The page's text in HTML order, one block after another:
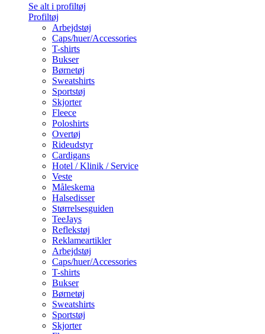
Se alt i profiltøj
Profiltøj
Arbejdstøj
Caps/huer/Accessories
T-shirts
Bukser
Børnetøj
Sweatshirts
Sportstøj
Skjorter
Fleece
Poloshirts
Overtøj
Rideudstyr
Cardigans
Hotel / Klinik / Service
Veste
Måleskema
Halsedisser
Størrelsesguiden
TeeJays
Reflekstøj
Reklameartikler
Arbejdstøj
Caps/huer/Accessories
T-shirts
Bukser
Børnetøj
Sweatshirts
Sportstøj
Skjorter